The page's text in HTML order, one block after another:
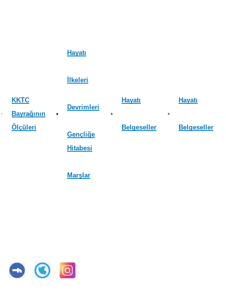
KKTC
Bayrağının
Ölçüleri
Hayatı
İlkeleri
Devrimleri
Gençliğe
Hitabesi
Marşlar
Hayatı
Belgeseller
Hayatı
Belgeseller